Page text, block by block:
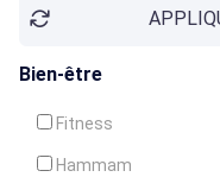
Bien-être
Fitness
Hammam